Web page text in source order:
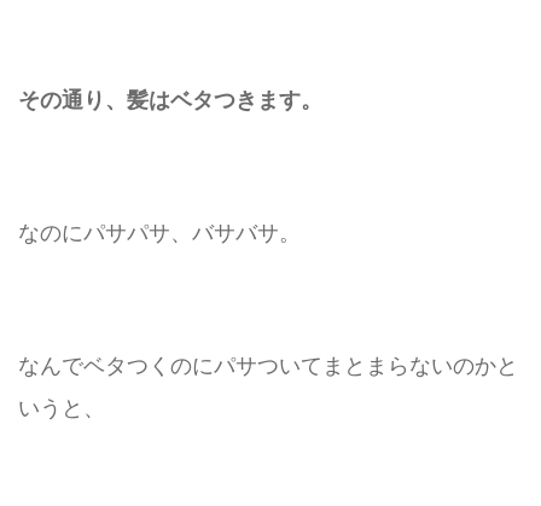
その通り、髪はベタつきます。
なのにパサパサ、バサバサ。
なんでベタつくのにパサついてまとまらないのかと
いうと、